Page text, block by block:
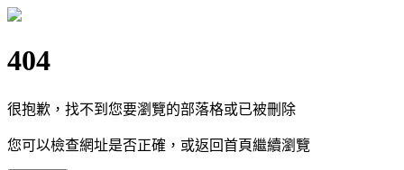
404
很抱歉，找不到您要瀏覽的部落格或已被刪除
您可以檢查網址是否正確，或返回首頁繼續瀏覽